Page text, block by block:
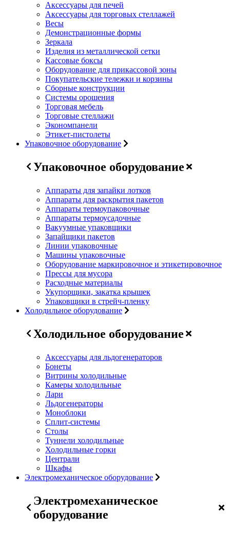
Аксессуары для печей
Аксессуары для торговых стеллажей
Весы
Демонстрационные формы
Зеркала
Изделия из металлической сетки
Кассовые боксы
Оборудование для прикассовой зоны
Покупательские тележки и корзины
Сборные конструкции
Системы орошения
Торговая мебель
Торговые стеллажи
Экономпанели
Этикет-пистолеты
Упаковочное оборудование
Упаковочное оборудование
Аппараты для запайки лотков
Аппараты для раскрытия пакетов
Аппараты термоупаковочные
Аппараты термоусадочные
Вакуумные упаковщики
Запайщики пакетов
Линии упаковочные
Машины упаковочные
Оборудование маркировочное и этикетировочное
Прессы для мусора
Расходные материалы
Укупорщики, закатка крышек
Упаковщики в стрейч-пленку
Холодильное оборудование
Холодильное оборудование
Аксессуары для льдогенераторов
Бонеты
Витрины холодильные
Камеры холодильные
Лари
Льдогенераторы
Моноблоки
Сплит-системы
Столы
Туннели холодильные
Холодильные горки
Централи
Шкафы
Электромеханическое оборудование
Электромеханическое
оборудование